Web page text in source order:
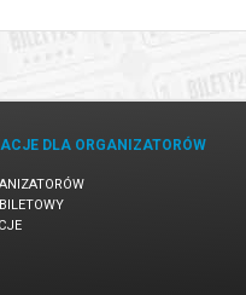
DLA ORGANIZATORÓW